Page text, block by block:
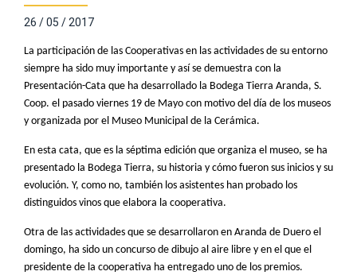
26 / 05 / 2017
La participación de las Cooperativas en las actividades de su entorno
siempre ha sido muy importante y así se demuestra con la
Presentación-Cata que ha desarrollado la Bodega Tierra Aranda, S.
Coop. el pasado viernes 19 de Mayo con motivo del día de los museos
y organizada por el Museo Municipal de la Cerámica.
En esta cata, que es la séptima edición que organiza el museo, se ha
presentado la Bodega Tierra, su historia y cómo fueron sus inicios y su
evolución. Y, como no, también los asistentes han probado los
distinguidos vinos que elabora la cooperativa.
Otra de las actividades que se desarrollaron en Aranda de Duero el
domingo, ha sido un concurso de dibujo al aire libre y en el que el
presidente de la cooperativa ha entregado uno de los premios.